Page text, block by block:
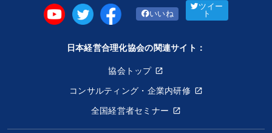
いいね
ツイー
ト
日本経営合理化協会の関連サイト：
協会トップ
コンサルティング・企業内研修
全国経営者セミナー